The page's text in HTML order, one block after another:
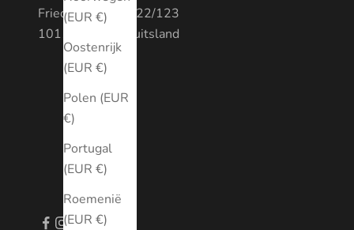
(EUR €)
Oostenrijk
(EUR €)
Polen (EUR
€)
Portugal
(EUR €)
Roemenië
(EUR €)
Friedrichstraße 122/123
10117 Berlijn, Duitsland